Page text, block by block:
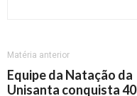
Matéria anterior
Equipe da Natação da
Unisanta conquista 40